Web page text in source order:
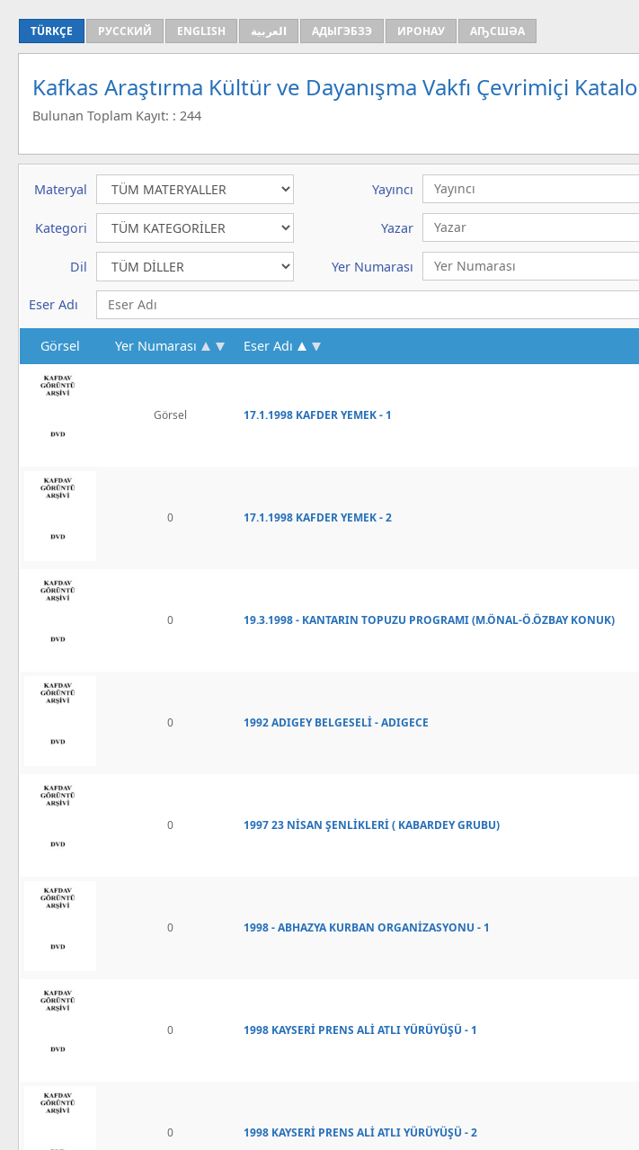
TÜRKÇE РУССКИЙ ENGLISH العربية АДЫГЭБЗЭ ИРОНАУ АҦСШӘА
Kafkas Araştırma Kültür ve Dayanışma Vakfı Çevrimiçi
Bulunan Toplam Kayıt: : 244
Materyal Yayıncı
Kategori Yazar
Dil Yer Numarası
Eser Adı
Görsel Yer Numarası Eser Adı
Görsel 17.1.1998 KAFDER YEMEK - 1
0 17.1.1998 KAFDER YEMEK - 2
0 19.3.1998 - KANTARIN TOPUZU PROGRAMI (M.ÖNAL-Ö.ÖZBAY KONUK)
0 1992 ADIGEY BELGESELİ - ADIGECE
0 1997 23 NİSAN ŞENLİKLERİ ( KABARDEY GRUBU)
0 1998 - ABHAZYA KURBAN ORGANİZASYONU - 1
0 1998 KAYSERİ PRENS ALİ ATLI YÜRÜYÜŞÜ - 1
0 1998 KAYSERİ PRENS ALİ ATLI YÜRÜYÜŞÜ - 2